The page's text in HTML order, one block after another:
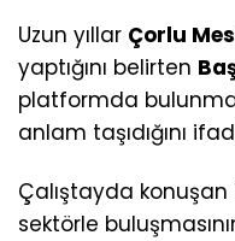
Uzun yıllar Çorlu
yaptığını belirten
platformda
anlam taşıdığını
Çalıştayda
sektörle